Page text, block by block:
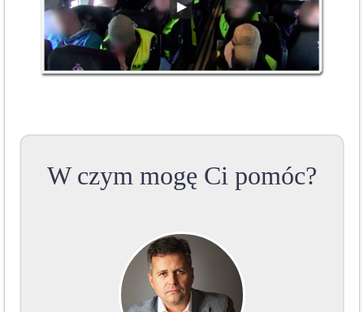
W czym mogę Ci pomóc?